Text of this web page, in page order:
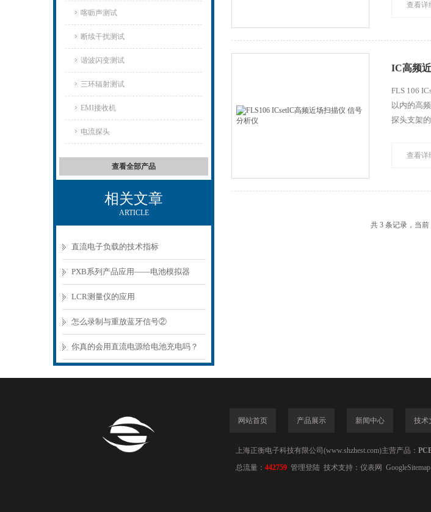
喀呖声测试
断续干扰测试
谐波闪变测试
三环辐射测试
EMI接收机
电流探头
查看全部产品
相关文章
ARTICLE
直流电子负载的技术指标
PXB系列产品应用——电池模拟器
LCR测量仪的应用
怎么录制与重放蓝牙信号②
你真的会用直流电源给电池充电吗？
查看详
IC高频
FLS 106
以内的高
探头支架
查看详
共 3 条记录，当
网站首页 产品展示 新闻中心 技术
上海正衡电子科技有限公司(www.shzhest.com)主营产品：
总流量： 442759 管理登陆 技术支持： 仪表网 GoogleSitemap